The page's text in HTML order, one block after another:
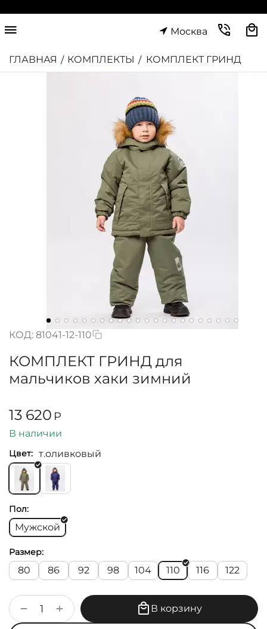
Москва
ГЛАВНАЯ / КОМПЛЕКТЫ / КОМПЛЕКТ ГРИНД
КОД: 81041-12-110
КОМПЛЕКТ ГРИНД для
мальчиков хаки зимний
13 620 Р
В наличии
Цвет: т.оливковый
Пол:
Мужской
Размер:
80 86 92 98 104 110 116 122
+
− В корзину